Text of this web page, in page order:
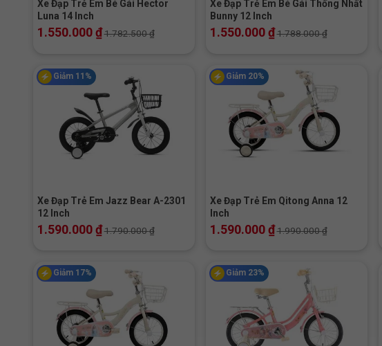
Xe Đạp Trẻ Em Bé Gái Hector
Luna 14 Inch
1.550.000₫1.782.500₫
Xe Đạp Trẻ Em Bé Gái Thống Nhất
Bunny 12 Inch
1.550.000₫1.788.000₫
Giảm 11%
Xe Đạp Trẻ Em Jazz Bear A-2301
12 Inch
1.590.000₫1.790.000₫
Giảm 20%
Xe Đạp Trẻ Em Qitong Anna 12
Inch
1.590.000₫1.990.000₫
Giảm 17% Giảm 23%